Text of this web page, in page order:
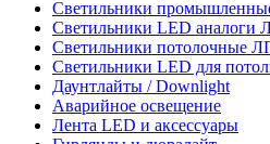
Светильники
Светильники LED аналоги
Светильники потолочные
Светильники LED для
Даунтлайты / Downlight
Аварийное освещение
Лента LED и аксессуары